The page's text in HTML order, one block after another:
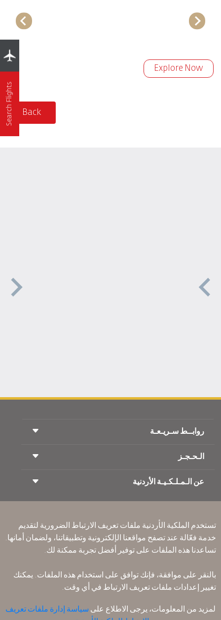
Explore Now
Back
Search Flights
روابــط سـريـعـة
شروط السفر
السفر أثناء الحمل
ذوي الاحتياجات الخاصة
Accessibility Plan and Feedback Process
الـحـجـز
حجز القطار
تكرم
الإقامه لمسافري الترانزيت
عن الـمـلـكـيـة الأردنية
انضم لعائلتنا
الأخبار
سـيـا سة الخصوصية
مكاتبنا حول العالم
شروط وأحكام العقد
سياسة ملفات تعريف الارتباط
سياسة خرق البيانات الشخصية
تستخدم الملكية الأردنية ملفات تعريف الارتباط الضرورية لتقديم
خدمة فعّالة عند تصفح مواقعنا الإلكترونية وتطبيقاتنا، ولضمان أمانها.
تساعدنا هذه الملفات على توفير أفضل تجربة ممكنة لك.
بالنقر على موافقة، فإنك توافق على استخدام هذه الملفات. يمكنك
تغيير إعدادات ملفات تعريف الارتباط في أي وقت.
لمزيد من المعلومات، يرجى الاطلاع على سياسة إدارة ملفات تعريف